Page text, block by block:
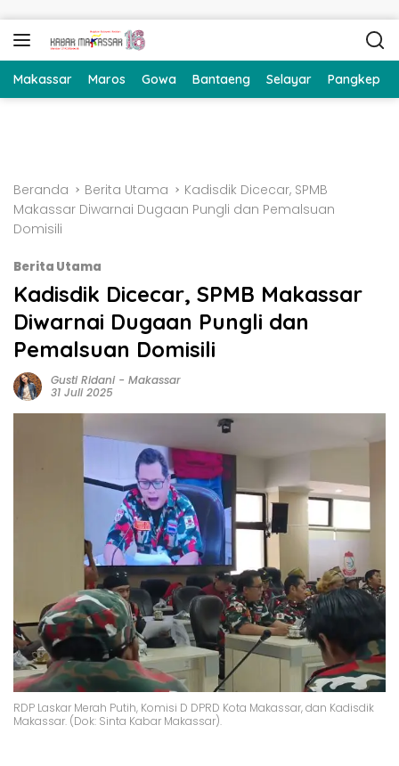
Makassar Maros Gowa Bantaeng Selayar Pangkep
Beranda Berita Utama
Kadisdik Dicecar, SPMB
Makassar Diwarnai Dugaan Pungli dan Pemalsuan
Domisili
Berita Utama
Kadisdik Dicecar, SPMB Makassar
Diwarnai Dugaan Pungli dan
Pemalsuan Domisili
Gusti Ridani- Makassar
31 Juli 2025
RDP Laskar Merah Putih, Komisi D DPRD Kota Makassar, dan Kadisdik
Makassar. (Dok: Sinta Kabar Makassar).